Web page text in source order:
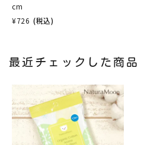
cm
¥726 (税込)
最近チェックした商品